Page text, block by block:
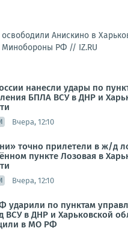
Анискино в
Минобороны РФ // IZ.RU
нанесли удары по
БПЛА ВСУ в ДНР и
Вчера, 12:10
точно прилетели в ж/д
пункте Лозовая в
Вчера, 12:10
ударили по пунктам
ВСУ в ДНР и Харьковской
в МО РФ